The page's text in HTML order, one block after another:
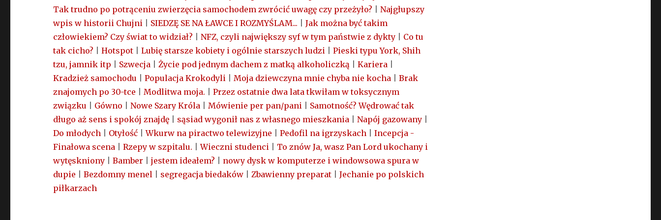
Tak trudno po potrąceniu zwierzęcia samochodem zwrócić uwagę czy przeżyło? |Najgłupszy
wpis w historii Chujni
SIEDZĘ SE NA ŁAWCE I ROZMYŚLAM... |Jak można być takim
człowiekiem? Czy świat to widział? |NFZ, czyli największy syf w tym państwie z dykty
Co tu
tak cicho? |Hotspot |Lubię starsze kobiety i ogólnie starszych ludzi |Pieski typu York, Shih
tzu, jamnik itp
Szwecja |Życie pod jednym dachem z matką alkoholiczką |Kariera
Kradzież samochodu
|Populacja Krokodyli Moja dziewczyna mnie chyba nie kocha |Brak
znajomych po 30-tce
Modlitwa moja. |Przez ostatnie dwa lata tkwiłam w toksycznym
związku
Gówno |Nowe Szary Króla Mówienie per pan/pani
Samotność? Wędrować tak
długo aż sens i spokój znajdę
sąsiad wygonił nas z własnego mieszkania |Napój gazowany
Do młodych
Otyłość |Wkurw na piractwo telewizyjne |Pedofil na igrzyskach |Incepcja -
Finałowa scena |Rzepy w szpitalu. |Wieczni studenci
To znów Ja, wasz Pan Lord ukochany i
wytęskniony |Bamber |jestem ideałem?
nowy dysk w komputerze i windowsowa spura w
dupie |Bezdomny menel segregacja biedaków |Zbawienny preparat |Jechanie po polskich
piłkarzach